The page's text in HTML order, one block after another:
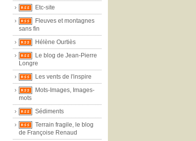
Etc-site
Fleuves et montagnes
sans fin
Hélène Ourtiès
Le blog de Jean-Pierre
Longre
Les vents de l'inspire
Mots-Images, Images-
mots
Sédiments
Terrain fragile, le blog
de Françoise Renaud